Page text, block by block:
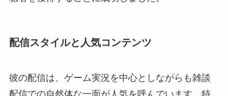
配信スタイルと人気コンテンツ
彼の配信は、ゲーム実況を中心としながらも雑談
配信での自然体な一面が人気を呼んでいます。特